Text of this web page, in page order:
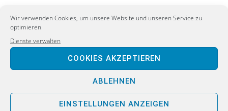
Wir verwenden Cookies, um unsere Website und unseren Service zu
optimieren.
Dienste verwalten
COOKIES AKZEPTIEREN
ABLEHNEN
EINSTELLUNGEN ANZEIGEN